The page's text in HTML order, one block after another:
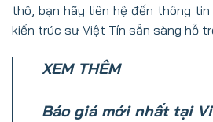
thô, bạn hãy liên hệ đến thông
kiến trúc sư Việt Tín sẵn sàng hỗ
XEM THÊM
Báo giá mới nhất tại